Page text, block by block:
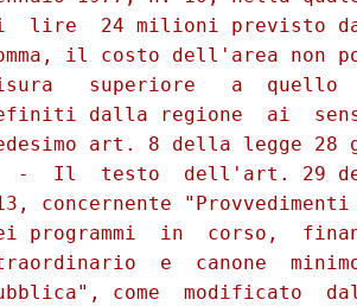
lire  24 milioni previsto
il costo dell'area non
superiore   a  quello
dalla regione  ai
art. 8 della legge 28
-  Il  testo  dell'art. 29
concernente
programmi  in  corso,
e  canone
come  modificato